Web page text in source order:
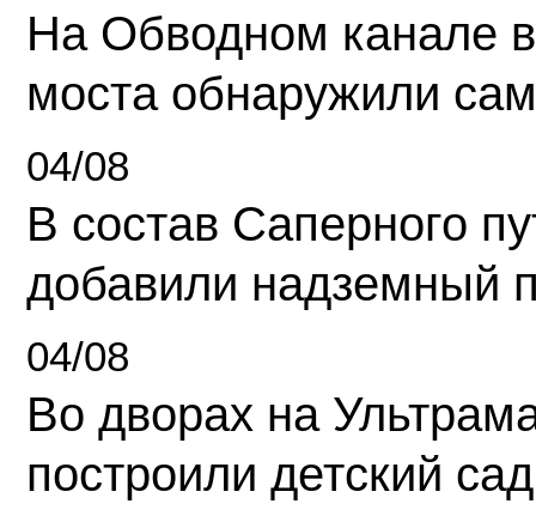
На Обводном канале
моста обнаружили
04/08
В состав Саперного
добавили надземный
04/08
Во дворах на
построили детский сад